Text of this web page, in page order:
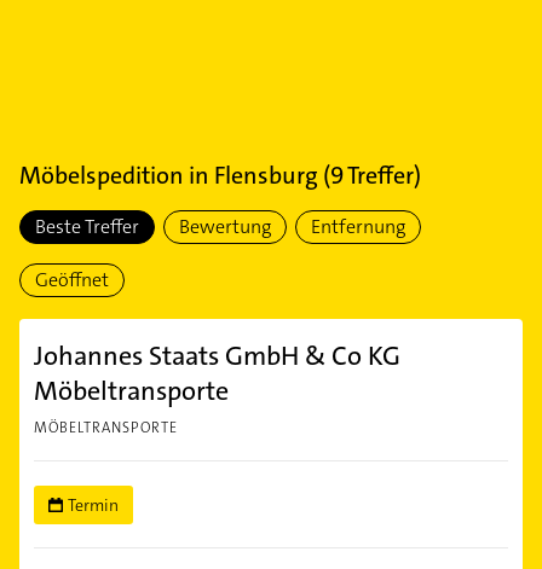
Möbelspedition in Flensburg (9Treffer)
Beste Treffer Bewertung Entfernung
Geöffnet
Johannes Staats GmbH & Co KG
Möbeltransporte
MÖBELTRANSPORTE
Termin